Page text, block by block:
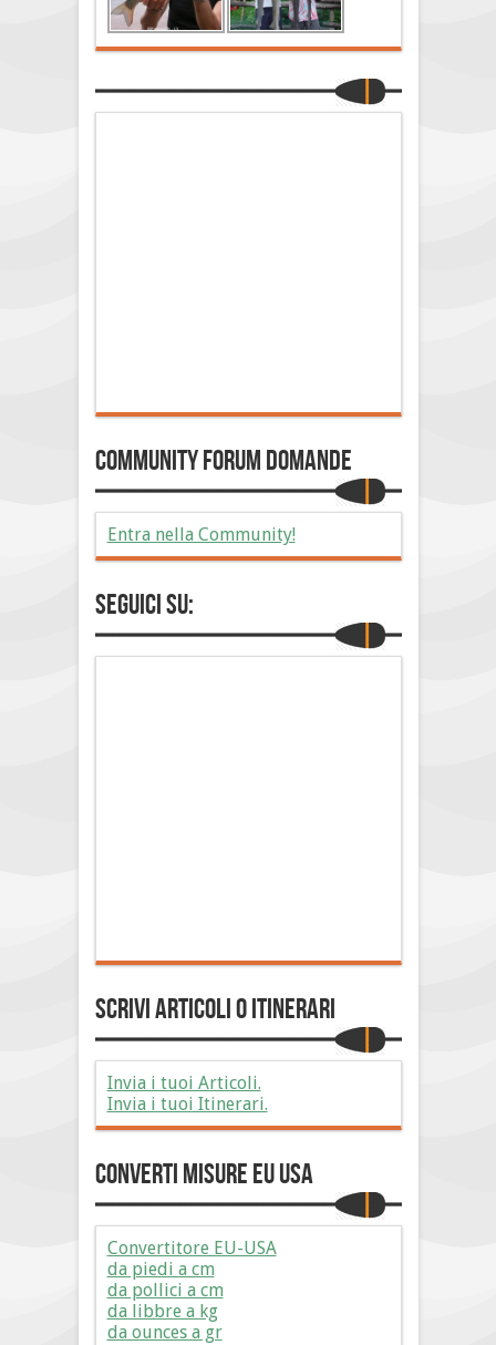
Community Forum Domande
Entra nella Community!
Seguici su:
Scrivi Articoli o Itinerari
Invia i tuoi Articoli.
Invia i tuoi Itinerari.
Converti Misure EU USA
Convertitore EU-USA
da piedi a cm
da pollici a cm
da libbre a kg
da ounces a gr